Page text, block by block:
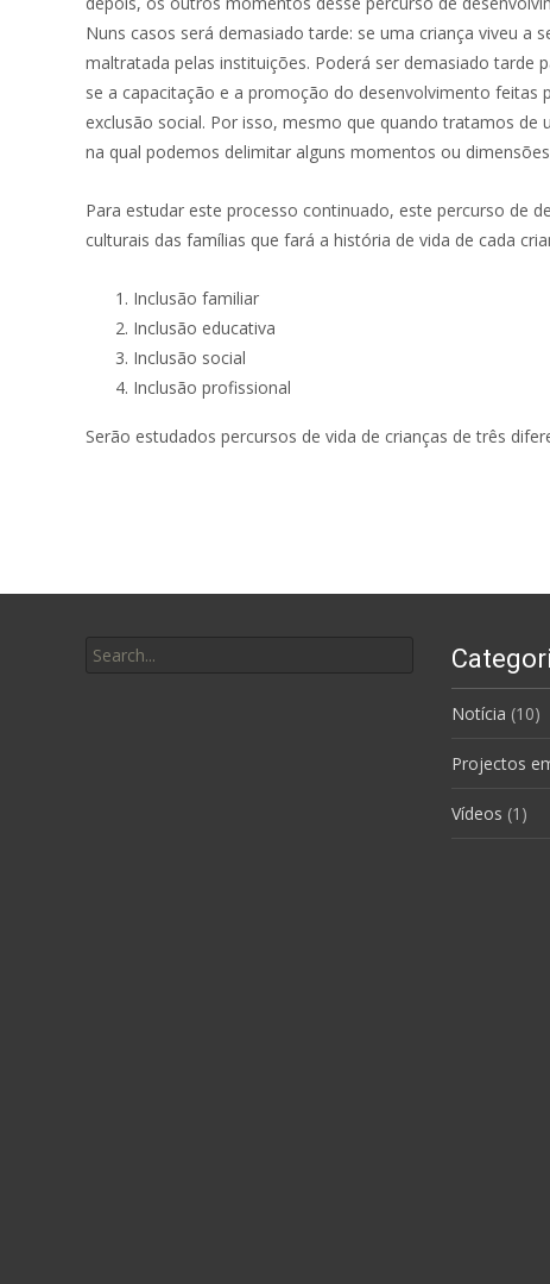
Nuns casos será demasiado tarde: se uma criança viveu
maltratada pelas instituições. Poderá ser demasiado
se a capacitação e a promoção do desenvolvimento
exclusão social. Por isso, mesmo que quando tratamos
na qual podemos delimitar alguns momentos ou
Para estudar este processo continuado, este percurso de
culturais das famílias que fará a história de vida de cada
Inclusão familiar
Inclusão educativa
Inclusão social
Inclusão profissional
Serão estudados percursos de vida de crianças de três
Notícia (10)
Projectos
Vídeos (1)